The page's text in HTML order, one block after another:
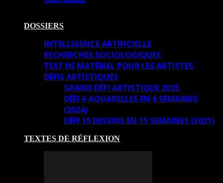
DOSSIERS
INTELLIGENCE ARTIFICIELLE
RECHERCHES SOCIOLOGIQUES
TEST DE MATÉRIEL POUR LES ARTISTES
DÉFIS ARTISTIQUES
GRAND DÉFI ARTISTIQUE 2025
DÉFI 6 AQUARELLES EN 6 SEMAINES
(2024)
DÉFI 15 DESSINS EN 15 SEMAINES (2021)
TEXTES DE RÉFLEXION